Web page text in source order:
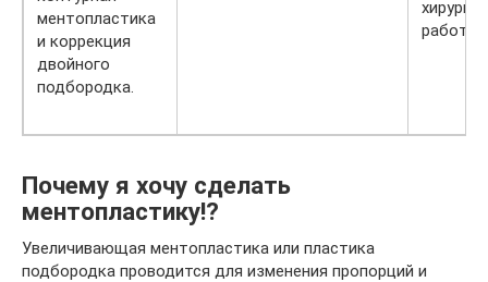
ментопластика
и коррекция
двойного
подбородка.
работы
Почему я хочу сделать
ментопластику!?
Увеличивающая ментопластика или пластика
подбородка проводится для изменения пропорций и